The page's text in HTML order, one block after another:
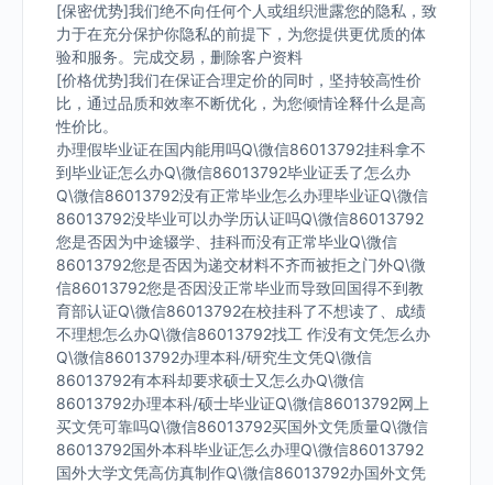
[保密优势]我们绝不向任何个人或组织泄露您的隐私，致
力于在充分保护你隐私的前提下，为您提供更优质的体
验和服务。完成交易，删除客户资料
[价格优势]我们在保证合理定价的同时，坚持较高性价
比，通过品质和效率不断优化，为您倾情诠释什么是高
性价比。
办理假毕业证在国内能用吗Q\微信86013792挂科拿不
到毕业证怎么办Q\微信86013792毕业证丢了怎么办
Q\微信86013792没有正常毕业怎么办理毕业证Q\微信
86013792没毕业可以办学历认证吗Q\微信86013792
您是否因为中途辍学、挂科而没有正常毕业Q\微信
86013792您是否因为递交材料不齐而被拒之门外Q\微
信86013792您是否因没正常毕业而导致回国得不到教
育部认证Q\微信86013792在校挂科了不想读了、成绩
不理想怎么办Q\微信86013792找工 作没有文凭怎么办
Q\微信86013792办理本科/研究生文凭Q\微信
86013792有本科却要求硕士又怎么办Q\微信
86013792办理本科/硕士毕业证Q\微信86013792网上
买文凭可靠吗Q\微信86013792买国外文凭质量Q\微信
86013792国外本科毕业证怎么办理Q\微信86013792
国外大学文凭高仿真制作Q\微信86013792办国外文凭